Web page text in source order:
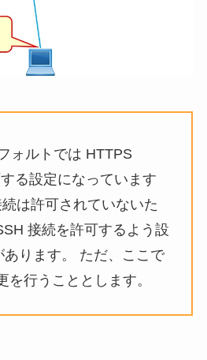
ォルトでは HTTPS
る設定になっています
は許可されていないた
接続を許可するよう設
ります。 ただ、ここで
を行うこととします。